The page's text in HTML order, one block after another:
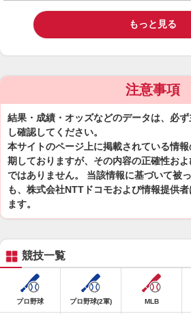
もっと見る
注意事項
結果・成績・オッズなどのデータは、必
し確認してください。
本サイトのページ上に掲載されている情
期しておりますが、その内容の正確性お
ではありません。 当該情報に基づいて被
も、株式会社NTTドコモおよび情報提供
ます。
競技一覧
プロ野球 プロ野球(2軍) MLB